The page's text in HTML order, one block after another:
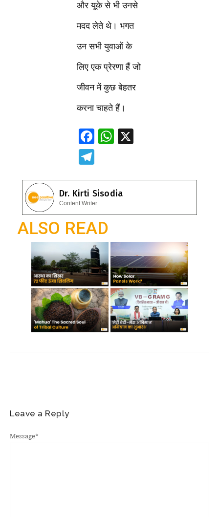
और यूके से भी उनसे
मदद लेते थे। भगत
उन सभी युवाओं के
लिए एक प्रेरणा हैं जो
जीवन में कुछ बेहतर
करना चाहते हैं।
F
b
o
o
k
W
s
A
p
e
gr
a
m
Dr. Kirti Sisodia
Content Writer
ALSO READ
Leave a Reply
Message*